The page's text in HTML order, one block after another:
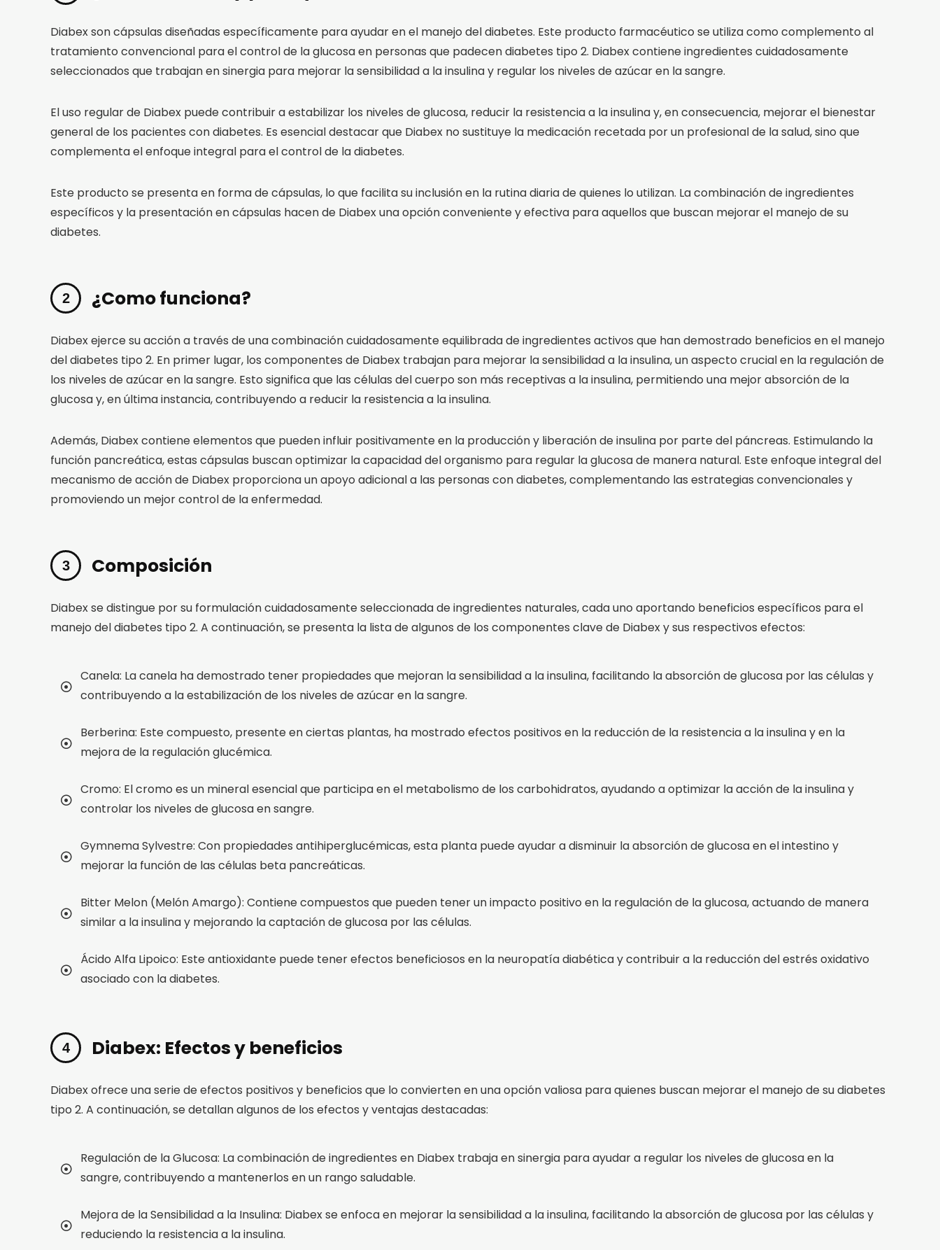
Diabex son cápsulas diseñadas específicamente para ayudar en el manejo del diabetes. Este producto farmacéutico se utiliza como complemento al
tratamiento convencional para el control de la glucosa en personas que padecen diabetes tipo 2. Diabex contiene ingredientes cuidadosamente
seleccionados que trabajan en sinergia para mejorar la sensibilidad a la insulina y regular los niveles de azúcar en la sangre.
El uso regular de Diabex puede contribuir a estabilizar los niveles de glucosa, reducir la resistencia a la insulina y, en consecuencia, mejorar el bienestar
general de los pacientes con diabetes. Es esencial destacar que Diabex no sustituye la medicación recetada por un profesional de la salud, sino que
complementa el enfoque integral para el control de la diabetes.
Este producto se presenta en forma de cápsulas, lo que facilita su inclusión en la rutina diaria de quienes lo utilizan. La combinación de ingredientes
específicos y la presentación en cápsulas hacen de Diabex una opción conveniente y efectiva para aquellos que buscan mejorar el manejo de su
diabetes.
¿Como funciona?
Diabex ejerce su acción a través de una combinación cuidadosamente equilibrada de ingredientes activos que han demostrado beneficios en el manejo
del diabetes tipo 2. En primer lugar, los componentes de Diabex trabajan para mejorar la sensibilidad a la insulina, un aspecto crucial en la regulación de
los niveles de azúcar en la sangre. Esto significa que las células del cuerpo son más receptivas a la insulina, permitiendo una mejor absorción de la
glucosa y, en última instancia, contribuyendo a reducir la resistencia a la insulina.
Además, Diabex contiene elementos que pueden influir positivamente en la producción y liberación de insulina por parte del páncreas. Estimulando la
función pancreática, estas cápsulas buscan optimizar la capacidad del organismo para regular la glucosa de manera natural. Este enfoque integral del
mecanismo de acción de Diabex proporciona un apoyo adicional a las personas con diabetes, complementando las estrategias convencionales y
promoviendo un mejor control de la enfermedad.
Composición
Diabex se distingue por su formulación cuidadosamente seleccionada de ingredientes naturales, cada uno aportando beneficios específicos para el
manejo del diabetes tipo 2. A continuación, se presenta la lista de algunos de los componentes clave de Diabex y sus respectivos efectos:
Canela: La canela ha demostrado tener propiedades que mejoran la sensibilidad a la insulina, facilitando la absorción de glucosa por las células y
contribuyendo a la estabilización de los niveles de azúcar en la sangre.
Berberina: Este compuesto, presente en ciertas plantas, ha mostrado efectos positivos en la reducción de la resistencia a la insulina y en la
mejora de la regulación glucémica.
Cromo: El cromo es un mineral esencial que participa en el metabolismo de los carbohidratos, ayudando a optimizar la acción de la insulina y
controlar los niveles de glucosa en sangre.
Gymnema Sylvestre: Con propiedades antihiperglucémicas, esta planta puede ayudar a disminuir la absorción de glucosa en el intestino y
mejorar la función de las células beta pancreáticas.
Bitter Melon (Melón Amargo): Contiene compuestos que pueden tener un impacto positivo en la regulación de la glucosa, actuando de manera
similar a la insulina y mejorando la captación de glucosa por las células.
Ácido Alfa Lipoico: Este antioxidante puede tener efectos beneficiosos en la neuropatía diabética y contribuir a la reducción del estrés oxidativo
asociado con la diabetes.
Diabex: Efectos y beneficios
Diabex ofrece una serie de efectos positivos y beneficios que lo convierten en una opción valiosa para quienes buscan mejorar el manejo de su diabetes
tipo 2. A continuación, se detallan algunos de los efectos y ventajas destacadas:
Regulación de la Glucosa: La combinación de ingredientes en Diabex trabaja en sinergia para ayudar a regular los niveles de glucosa en la
sangre, contribuyendo a mantenerlos en un rango saludable.
Mejora de la Sensibilidad a la Insulina: Diabex se enfoca en mejorar la sensibilidad a la insulina, facilitando la absorción de glucosa por las células y
reduciendo la resistencia a la insulina.